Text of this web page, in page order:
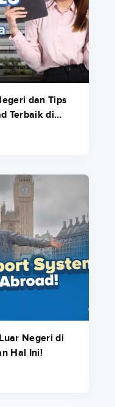
dan Tips
Terbaik di
Negeri di
Hal Ini!